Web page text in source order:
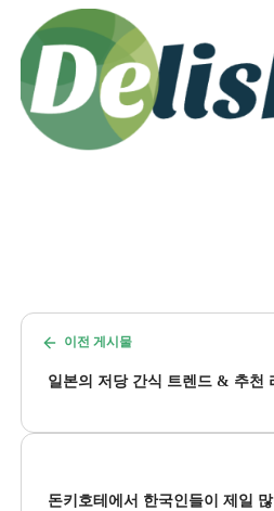
이전 게시물
일본의 저당 간식 트렌드 & 추천
돈키호테에서 한국인들이 제일